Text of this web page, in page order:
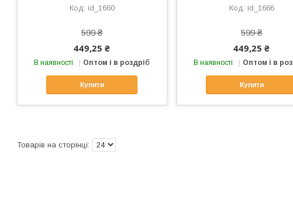
id_1660
599 ₴
449,25 ₴
В наявності Оптом і в роздріб
Купити
id_1666
599 ₴
449,25 ₴
В наявності Оптом і в
Купити